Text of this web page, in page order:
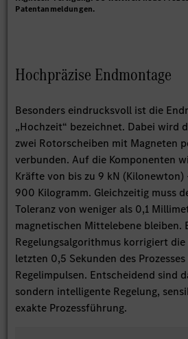
Patentanmeldungen.
Hochpräzise Endmontage
Besonders eindrucksvoll ist die
„Hochzeit“ bezeichnet. Dabei wird
zwei Rotorscheiben mit Magneten
verbunden. Auf die Komponenten
Kräfte von bis zu 9 kN
900 Kilogramm. Gleichzeitig muss
Toleranz von weniger als 0,1
magnetischen Mittelebene bleiben.
Regelungsalgorithmus korrigiert
letzten 0,5 Sekunden des
Regelimpulsen. Entscheidend sind
sondern intelligente Regelung,
exakte Prozessführung.